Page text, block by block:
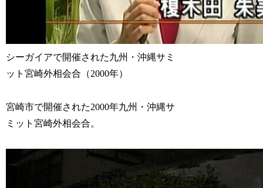
シーガイアで開催された九州・沖縄サミ
ット宮崎外相会合（2000年）
宮崎市で開催された2000年九州・沖縄サ
ミット宮崎外相会合。